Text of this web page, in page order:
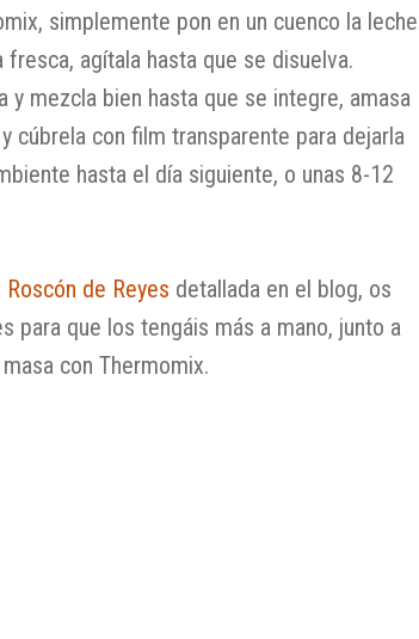
simplemente pon en un cuenco la leche
agítala hasta que se disuelva.
y mezcla bien hasta que se integre, amasa
cúbrela con film transparente para dejarla
hasta el día siguiente, o unas 8-12
de Reyes detallada en el blog, os
para que los tengáis más a mano, junto a
con Thermomix.